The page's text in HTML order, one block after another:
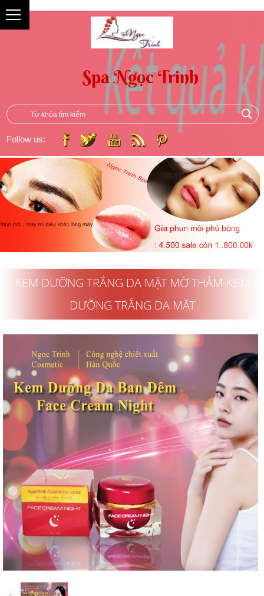
Follow us:
KEM DƯỠNG TRẮNG DA MẶT MỜ THÂM-KEM
DƯỠNG TRẮNG DA MẶT